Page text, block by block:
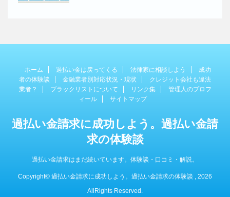
ホーム 過払い金は戻ってくる 法律家に相談しよう
成功
者の体験談
金融業者別対応状況・現状
クレジット会社も違法
業者？
ブラックリストについて リンク集
管理人のプロフ
ィール
サイトマップ
過払い金請求に成功しよう。過払い金請
求の体験談
過払い金請求はまだ続いています。体験談・口コミ・解説。
Copyright© 過払い金請求に成功しよう。過払い金請求の体験談 , 2026
AllRights Reserved.